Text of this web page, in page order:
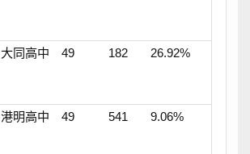
大同高中 49 182 26.92%
港明高中 49 541 9.06%